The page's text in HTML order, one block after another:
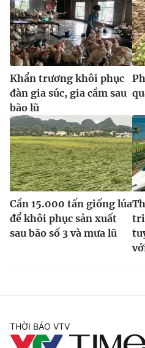
Khẩn trương khôi phục
đàn gia súc, gia cầm sau
bão lũ
Cần 15.000 tấn giống lúa
để khôi phục sản xuất
sau bão số 3 và mưa lũ
THỜI BÁO VTV